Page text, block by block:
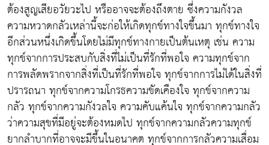
ต้องสูญเสียอวัยวะไป หรืออาจจะต้องถึงตาย ซึ่งความกังวล
ความหวาดกลัวเหล่านี้จะก่อให้เกิดทุกข์ทางใจขึ้นมา ทุกข์ทางใจ
อีกส่วนหนึ่งเกิดขึ้นโดยไม่มีทุกข์ทางกายเป็นต้นเหตุ เช่น ความ
ทุกข์จากการประสบกับสิ่งที่ไม่เป็นที่รักที่พอใจ ความทุกข์จาก
การพลัดพรากจากสิ่งที่เป็นที่รักที่พอใจ ทุกข์จากการไม่ได้ในสิ่งที่
ปรารถนา ทุกข์จากความโกรธความขัดเคืองใจ ทุกข์จากความ
กลัว ทุกข์จากความกังวลใจ ความคับแค้นใจ ทุกข์จากความกลัว
ว่าความสุขที่มีอยู่จะต้องหมดไป ทุกข์จากความกลัวความทุกข์
ยากลำบากที่อาจจะมีขึ้นในอนาคต ทุกข์จากการกลัวความเสื่อม